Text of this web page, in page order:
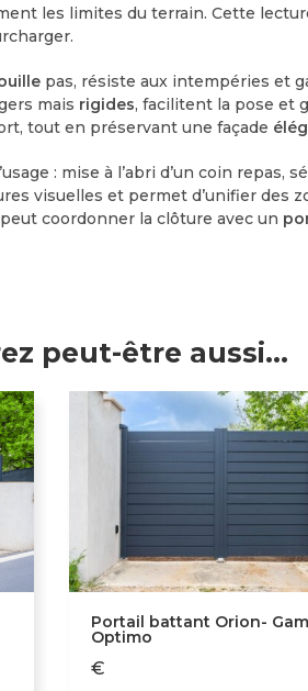
les limites du terrain. Cette
pas, résiste aux intempéries et
mais rigides, facilitent la pose et
tout en préservant une façade
: mise à l’abri d’un coin repas,
visuelles et permet d’unifier des
coordonner la clôture avec un
peut-être aussi…
Portail battant Orion-
Optimo
€